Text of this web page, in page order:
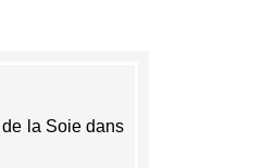
la Soie dans